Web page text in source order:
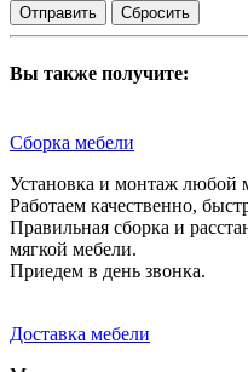
Сбросить
Вы также получите:
Сборка мебели
Установка и монтаж любой
Работаем качественно,
Правильная сборка и
мягкой мебели.
Приедем в день звонка.
Доставка мебели